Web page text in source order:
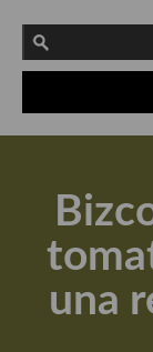
Actualidad y
Apuntes,
Aceite de Oliva
Recetas
una